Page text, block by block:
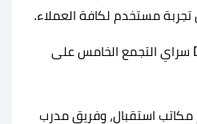
مستخدم لكافة العملاء.
وجاءت خدمات مشروع D2N سراي التجمع الخامس على
مكاتب استقبال، وفريق مدرب